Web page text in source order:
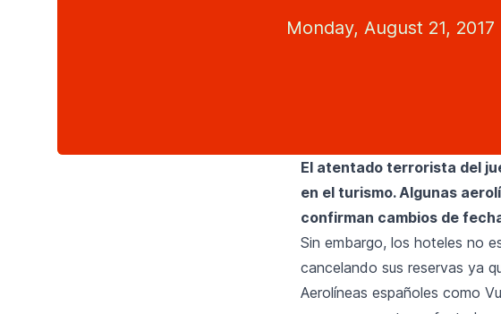
Monday, August 21, 2017
El atentado terrorista del
en el turismo. Algunas
confirman cambios de
Sin embargo, los hoteles no
cancelando sus reservas ya
Aerolíneas españoles como